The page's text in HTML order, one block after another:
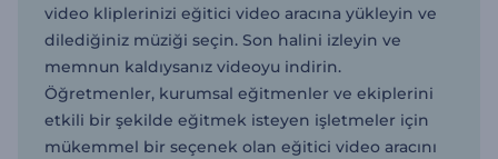
video kliplerinizi eğitici video aracına yükleyin ve
dilediğiniz müziği seçin. Son halini izleyin ve
memnun kaldıysanız videoyu indirin.
Öğretmenler, kurumsal eğitmenler ve ekiplerini
etkili bir şekilde eğitmek isteyen işletmeler için
mükemmel bir seçenek olan eğitici video aracını